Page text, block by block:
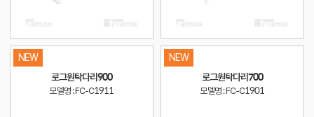
NEW
로그원탁다리900
모델명 : FC-C1911
NEW
로그원탁다리700
모델명 : FC-C1901